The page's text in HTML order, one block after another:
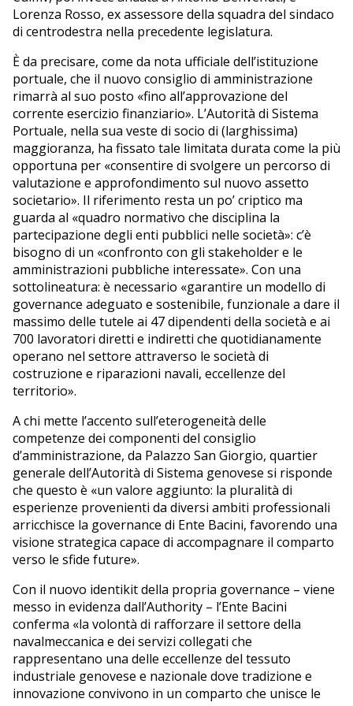
Lorenza Rosso, ex assessore della squadra del sindaco
di centrodestra nella precedente legislatura.
È da precisare, come da nota ufficiale dell’istituzione
portuale, che il nuovo consiglio di amministrazione
rimarrà al suo posto «fino all’approvazione del
corrente esercizio finanziario». L’Autorità di Sistema
Portuale, nella sua veste di socio di (larghissima)
maggioranza, ha fissato tale limitata durata come la più
opportuna per «consentire di svolgere un percorso di
valutazione e approfondimento sul nuovo assetto
societario». Il riferimento resta un po’ criptico ma
guarda al «quadro normativo che disciplina la
partecipazione degli enti pubblici nelle società»: c’è
bisogno di un «confronto con gli stakeholder e le
amministrazioni pubbliche interessate». Con una
sottolineatura: è necessario «garantire un modello di
governance adeguato e sostenibile, funzionale a dare il
massimo delle tutele ai 47 dipendenti della società e ai
700 lavoratori diretti e indiretti che quotidianamente
operano nel settore attraverso le società di
costruzione e riparazioni navali, eccellenze del
territorio».
A chi mette l’accento sull’eterogeneità delle
competenze dei componenti del consiglio
d’amministrazione, da Palazzo San Giorgio, quartier
generale dell’Autorità di Sistema genovese si risponde
che questo è «un valore aggiunto: la pluralità di
esperienze provenienti da diversi ambiti professionali
arricchisce la governance di Ente Bacini, favorendo una
visione strategica capace di accompagnare il comparto
verso le sfide future».
Con il nuovo identikit della propria governance – viene
messo in evidenza dall’Authority – l’Ente Bacini
conferma «la volontà di rafforzare il settore della
navalmeccanica e dei servizi collegati che
rappresentano una delle eccellenze del tessuto
industriale genovese e nazionale dove tradizione e
innovazione convivono in un comparto che unisce le